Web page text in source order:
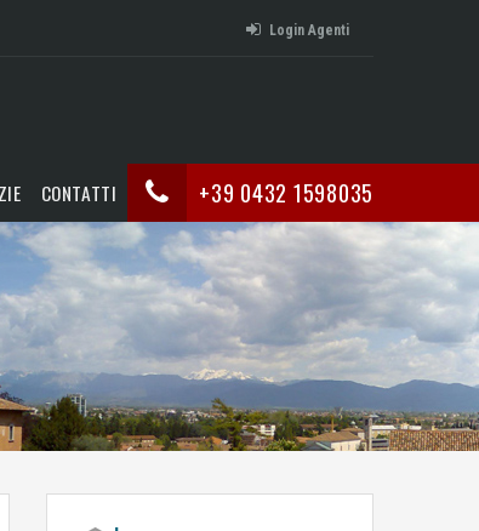
Login Agenti
+39 0432 1598035
CONTATTI